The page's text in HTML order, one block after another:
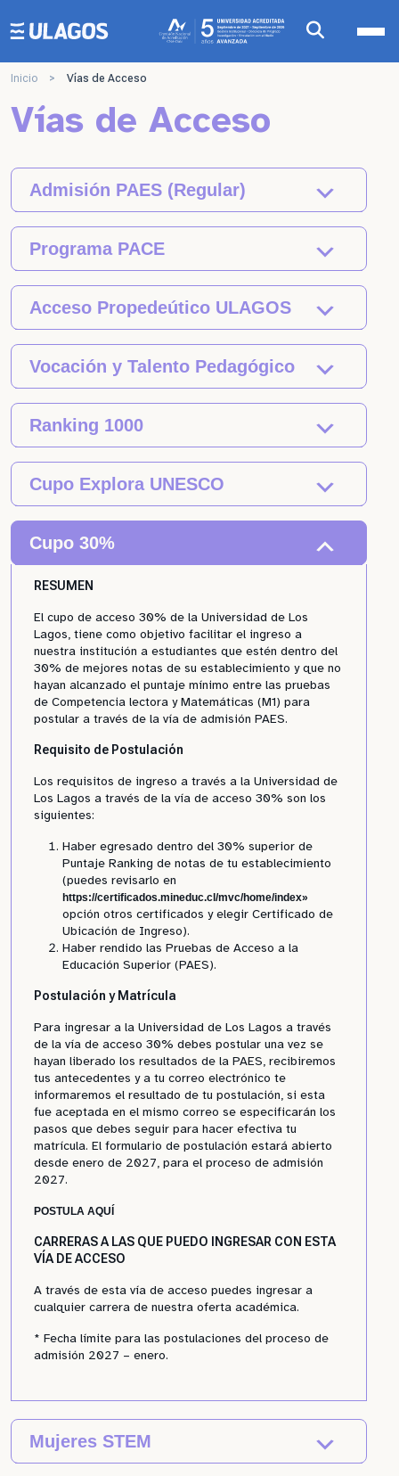
Ulagos Template
Inicio > Vías de Acceso
Vías de Acceso
Admisión PAES (Regular)
Programa PACE
Acceso Propedeútico ULAGOS
Vocación y Talento Pedagógico
Ranking 1000
Cupo Explora UNESCO
Cupo 30%
RESUMEN
El cupo de acceso 30% de la Universidad de Los
Lagos, tiene como objetivo facilitar el ingreso a
nuestra institución a estudiantes que estén dentro del
30% de mejores notas de su establecimiento y que no
hayan alcanzado el puntaje mínimo entre las pruebas
de Competencia lectora y Matemáticas (M1) para
postular a través de la vía de admisión PAES.
Requisito de Postulación
Los requisitos de ingreso a través a la Universidad de
Los Lagos a través de la vía de acceso 30% son los
siguientes:
Haber egresado dentro del 30% superior de
Puntaje Ranking de notas de tu establecimiento
(puedes revisarlo en
https://certificados.mineduc.cl/mvc/home/index»
opción otros certificados y elegir Certificado de
Ubicación de Ingreso).
Haber rendido las Pruebas de Acceso a la
Educación Superior (PAES).
Postulación y Matrícula
Para ingresar a la Universidad de Los Lagos a través
de la vía de acceso 30% debes postular una vez se
hayan liberado los resultados de la PAES, recibiremos
tus antecedentes y a tu correo electrónico te
informaremos el resultado de tu postulación, si esta
fue aceptada en el mismo correo se especificarán los
pasos que debes seguir para hacer efectiva tu
matrícula. El formulario de postulación estará abierto
desde enero de 2027, para el proceso de admisión
2027.
POSTULA AQUÍ
CARRERAS A LAS QUE PUEDO INGRESAR CON ESTA
VÍA DE ACCESO
A través de esta vía de acceso puedes ingresar a
cualquier carrera de nuestra oferta académica.
* Fecha límite para las postulaciones del proceso de
admisión 2027 – enero.
Mujeres STEM